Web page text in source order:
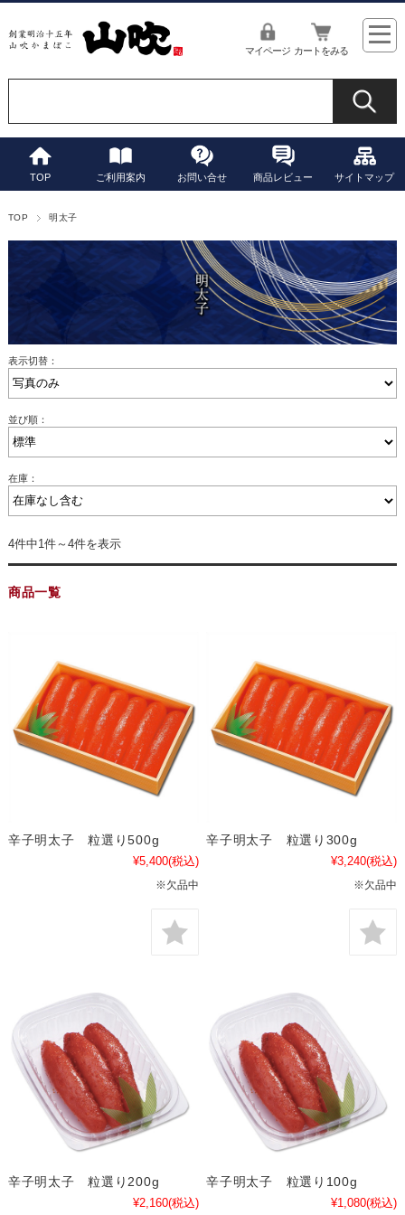
マイページ カートをみる
TOP ご利用案内 お問い合せ 商品レビュー サイトマップ
TOP 明太子
表示切替：
並び順：
在庫：
4件中1件～4件を表示
商品一覧
辛子明太子 粒選り500g
¥5,400(税込)
※欠品中
辛子明太子 粒選り300g
¥3,240(税込)
※欠品中
辛子明太子 粒選り200g
¥2,160(税込)
辛子明太子 粒選り100g
¥1,080(税込)